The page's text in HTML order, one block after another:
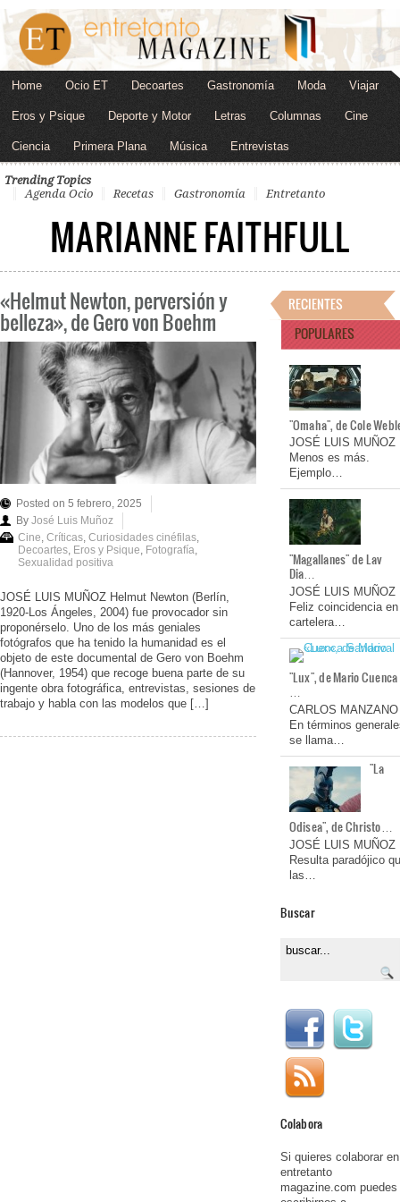
Home Ocio ET Decoartes Gastronomía Moda Viajar
Eros y Psique Deporte y Motor Letras Columnas Cine
Ciencia Primera Plana Música Entrevistas
Trending Topics
Agenda Ocio
Recetas Gastronomía Entretanto
MARIANNE FAITHFULL
«Helmut Newton, perversión y
belleza», de Gero von Boehm
Posted on 5 febrero, 2025
By José Luis Muñoz
Cine, Críticas, Curiosidades cinéfilas,
Decoartes, Eros y Psique, Fotografía,
Sexualidad positiva
JOSÉ LUIS MUÑOZ Helmut Newton (Berlín,
1920-Los Ángeles, 2004) fue provocador sin
proponérselo. Uno de los más geniales
fotógrafos que ha tenido la humanidad es el
objeto de este documental de Gero von Boehm
(Hannover, 1954) que recoge buena parte de su
ingente obra fotográfica, entrevistas, sesiones de
trabajo y habla con las modelos que […]
RECIENTES
POPULARES
"Omaha", de Cole
JOSÉ LUIS MUÑOZ
Menos es más.
Ejemplo…
"Magallanes" de Lav
Dia…
JOSÉ LUIS MUÑOZ
Feliz coincidencia en
cartelera…
"Lux", de Mario Cuenca
…
CARLOS MANZANO
En términos
se llama…
"La
Odisea", de Christo…
JOSÉ LUIS MUÑOZ
Resulta paradójico
las…
Buscar
Colabora
Si quieres colaborar en
entretanto
magazine.com puedes